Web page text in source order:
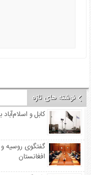
نوشته های تازه
کابل و
گفتگوی روسیه
افغانستان